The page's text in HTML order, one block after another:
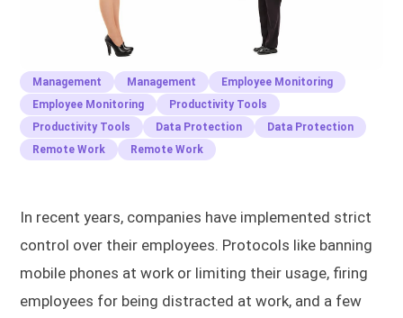
Management Management
Employee Monitoring
Employee Monitoring
Productivity Tools
Productivity Tools
Data Protection
Data Protection
Remote Work
Remote Work
In recent years, companies have implemented strict
control over their employees. Protocols like banning
mobile phones at work or limiting their usage, firing
employees for being distracted at work, and a few